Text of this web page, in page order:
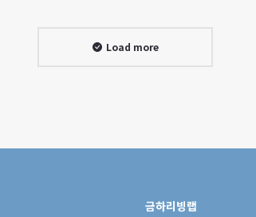
Load more
금하리빙랩